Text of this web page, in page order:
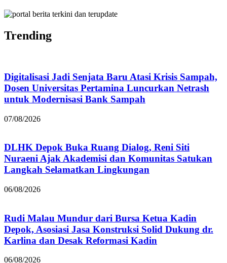
Trending
Digitalisasi Jadi Senjata Baru Atasi Krisis Sampah,
Dosen Universitas Pertamina Luncurkan Netrash
untuk Modernisasi Bank Sampah
07/08/2026
DLHK Depok Buka Ruang Dialog, Reni Siti
Nuraeni Ajak Akademisi dan Komunitas Satukan
Langkah Selamatkan Lingkungan
06/08/2026
Rudi Malau Mundur dari Bursa Ketua Kadin
Depok, Asosiasi Jasa Konstruksi Solid Dukung dr.
Karlina dan Desak Reformasi Kadin
06/08/2026